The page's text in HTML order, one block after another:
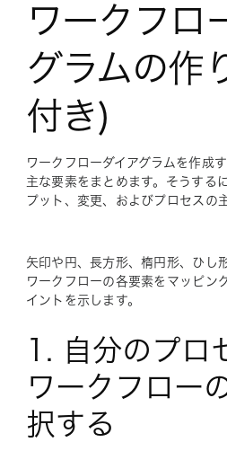
ワークフロ
グラムの作
付き)
ワークフローダイアグラムを作成
主な要素をまとめます。そうする
プット、変更、およびプロセスの
矢印や円、長方形、楕円形、ひし
ワークフローの各要素をマッピン
イントを示します。
1. 自分のプロ
ワークフロー
択する